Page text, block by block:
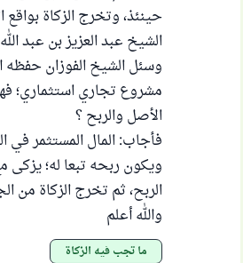
حينئذ، وتخرج الزكاة بواقع اثنين ونصف في
الشيخ عبد العزيز بن عبد
وسئل الشيخ الفوزان
مشروع تجاري استثماري؛
الأصل والربح ؟
فأجاب: المال المستثمر في
ويكون ربحه تبعا له؛ يزكى
الربح، ثم تخرج الزكاة من
والله أعلم
ما تجب فيه الزكاة